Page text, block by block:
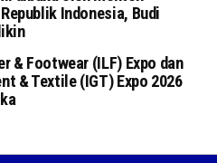
Indonesia, Budi
& Footwear (ILF) Expo dan
& Textile (IGT) Expo 2026